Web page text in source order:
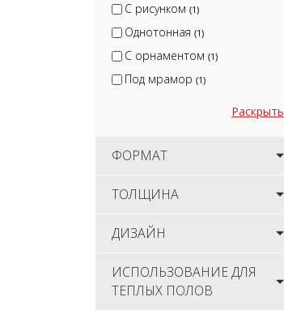
С рисунком (1)
Однотонная (1)
С орнаментом (1)
Под мрамор (1)
Раскрыть
ФОРМАТ
ТОЛЩИНА
ДИЗАЙН
ИСПОЛЬЗОВАНИЕ ДЛЯ
ТЕПЛЫХ ПОЛОВ